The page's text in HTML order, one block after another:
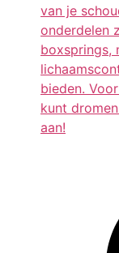
van je
onderdelen
boxsprings,
bieden.
kunt
aan!